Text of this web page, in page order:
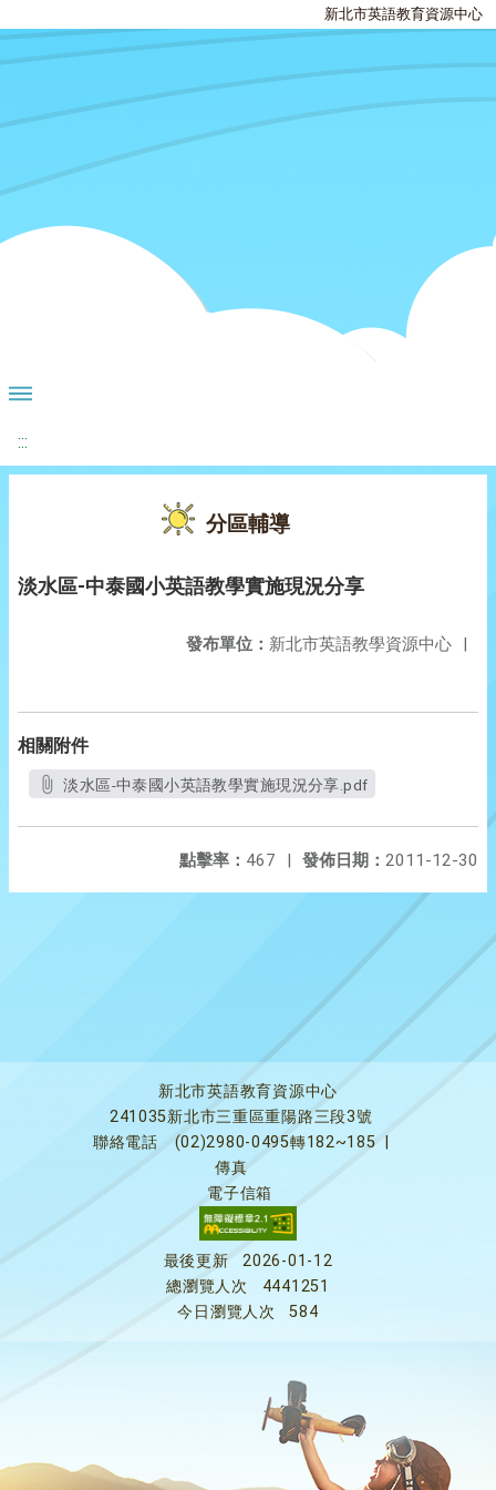
新北市英語教育資源中心
:::
分區輔導
淡水區-中泰國小英語教學實施現況分享
發布單位： 新北市英語教學資源中心 |
相關附件
淡水區-中泰國小英語教學實施現況分享.pdf
發佈日期： 2011-12-30
點擊率： 467 |
新北市英語教育資源中心
241035新北市三重區重陽路三段3號
聯絡電話
(02)2980-0495轉182~185
傳真
電子信箱
最後更新
2026-01-12
總瀏覽人次
4441251
今日瀏覽人次
584